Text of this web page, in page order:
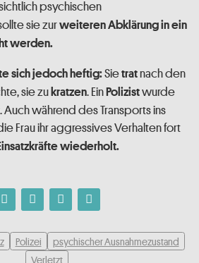
psychischen
sie zurweiteren Abklärung in ein
werden.
sich jedoch heftig:Sietratnach den
sie zukratzen. EinPolizistwurde
. Auch während des Transports ins
Frau ihr aggressives Verhalten fort
wiederholt.
Polizei
psychischer Ausnahmezustand
Verletzt